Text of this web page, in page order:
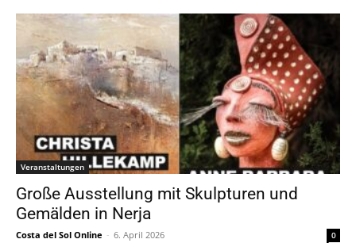
Veranstaltungen
Große Ausstellung mit Skulpturen und
Gemälden in Nerja
Costa del Sol Online - 6. April 2026 0